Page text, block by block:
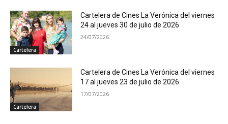
Cartelera
Cartelera de Cines La Verónica del viernes
24 al jueves 30 de julio de 2026
24/07/2026
Cartelera
Cartelera de Cines La Verónica del viernes
17 al jueves 23 de julio de 2026
17/07/2026